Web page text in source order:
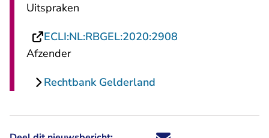
Uitspraken
ECLI:NL:RBGEL:2020:2908
Afzender
Rechtbank Gelderland